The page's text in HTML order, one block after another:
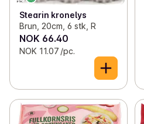
Stearin kronelys
Brun, 20cm, 6 stk, R
NOK 66.40
NOK 11.07 /pc.